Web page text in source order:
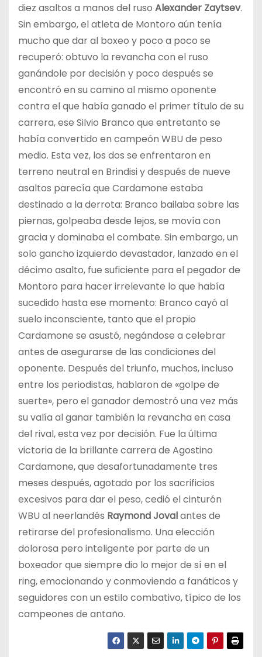
diez asaltos a manos del ruso Alexander Zaytsev.
Sin embargo, el atleta de Montoro aún tenía
mucho que dar al boxeo y poco a poco se
recuperó: obtuvo la revancha con el ruso
ganándole por decisión y poco después se
encontró en su camino al mismo oponente
contra el que había ganado el primer título de su
carrera, ese Silvio Branco que entretanto se
había convertido en campeón WBU de peso
medio. Esta vez, los dos se enfrentaron en
terreno neutral en Brindisi y después de nueve
asaltos parecía que Cardamone estaba
destinado a la derrota: Branco bailaba sobre las
piernas, golpeaba desde lejos, se movía con
gracia y dominaba el combate. Sin embargo, un
solo gancho izquierdo devastador, lanzado en el
décimo asalto, fue suficiente para el pegador de
Montoro para hacer irrelevante lo que había
sucedido hasta ese momento: Branco cayó al
suelo inconsciente, tanto que el propio
Cardamone se asustó, negándose a celebrar
antes de asegurarse de las condiciones del
oponente. Después del triunfo, muchos, incluso
entre los periodistas, hablaron de «golpe de
suerte», pero el ganador demostró una vez más
su valía al ganar también la revancha en casa
del rival, esta vez por decisión. Fue la última
victoria de la brillante carrera de Agostino
Cardamone, que desafortunadamente tres
meses después, agotado por los sacrificios
excesivos para dar el peso, cedió el cinturón
WBU al neerlandés Raymond Jovalantes de
retirarse del profesionalismo. Una elección
dolorosa pero inteligente por parte de un
boxeador que siempre dio lo mejor de sí en el
ring, emocionando y conmoviendo a fanáticos y
seguidores con un estilo combativo, típico de los
campeones de antaño.